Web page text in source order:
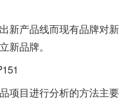
产品线而现有品牌对新
新品牌。
目进行分析的方法主要